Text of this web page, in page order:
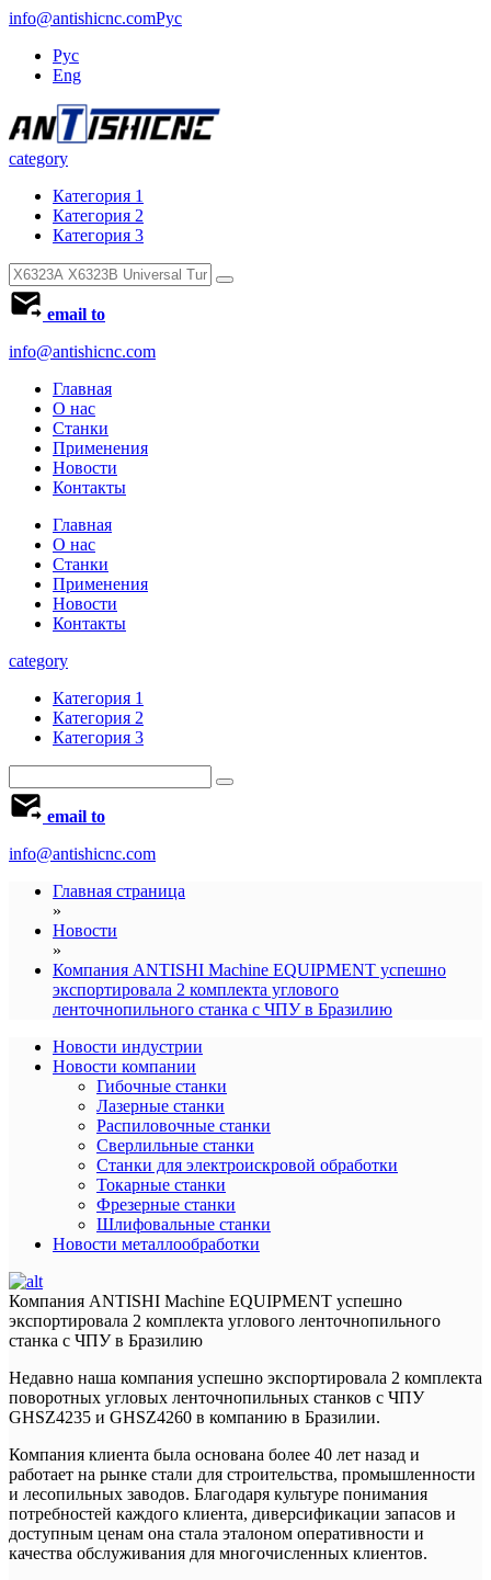
info@antishicnc.comРус
Рус
Eng
category
Категория 1
Категория 2
Категория 3
email to
info@antishicnc.com
Главная
О нас
Станки
Применения
Новости
Контакты
Главная
О нас
Станки
Применения
Новости
Контакты
category
Категория 1
Категория 2
Категория 3
email to
info@antishicnc.com
Главная страница
»
Новости
»
Компания ANTISHI Machine EQUIPMENT успешно
экспортировала 2 комплекта углового
ленточнопильного станка с ЧПУ в Бразилию
Новости индустрии
Новости компании
Гибочные станки
Лазерные станки
Распиловочные станки
Сверлильные станки
Станки для электроискровой обработки
Токарные станки
Фрезерные станки
Шлифовальные станки
Новости металлообработки
Компания ANTISHI Machine EQUIPMENT успешно
экспортировала 2 комплекта углового ленточнопильного
станка с ЧПУ в Бразилию
Недавно наша компания успешно экспортировала 2 комплекта
поворотных угловых ленточнопильных станков с ЧПУ
GHSZ4235 и GHSZ4260 в компанию в Бразилии.
Компания клиента была основана более 40 лет назад и
работает на рынке стали для строительства, промышленности
и лесопильных заводов. Благодаря культуре понимания
потребностей каждого клиента, диверсификации запасов и
доступным ценам она стала эталоном оперативности и
качества обслуживания для многочисленных клиентов.